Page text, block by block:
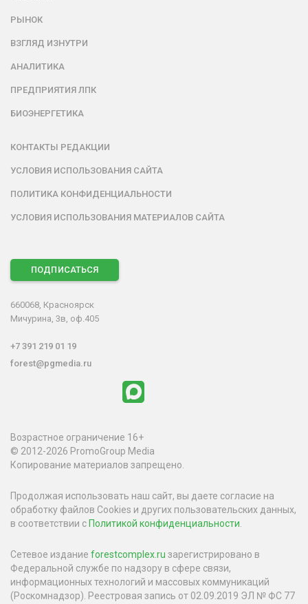
РЫНОК
ВЗГЛЯД ИЗНУТРИ
АНАЛИТИКА
ПРЕДПРИЯТИЯ ЛПК
БИОЭНЕРГЕТИКА
КОНТАКТЫ РЕДАКЦИИ
УСЛОВИЯ ИСПОЛЬЗОВАНИЯ САЙТА
ПОЛИТИКА КОНФИДЕНЦИАЛЬНОСТИ
УСЛОВИЯ ИСПОЛЬЗОВАНИЯ МАТЕРИАЛОВ САЙТА
ПОДПИСАТЬСЯ
660068, Красноярск
Мичурина, 3в, оф.405
+7 391 219 01 19
forest@pgmedia.ru
Возрастное ограничение 16+
© 2012-2026 PromoGroup Media
Копирование материалов запрещено.
Продолжая использовать наш сайт, вы даете согласие на
обработку файлов Cookies и других пользовательских данных,
в соответствии с Политикой конфиденциальности
Сетевое издание forestcomplex.ru зарегистрировано в
Федеральной службе по надзору в сфере связи,
информационных технологий и массовых коммуникаций
(Роскомнадзор). Реестровая запись от 02.09.2019 ЭЛ № ФС 77